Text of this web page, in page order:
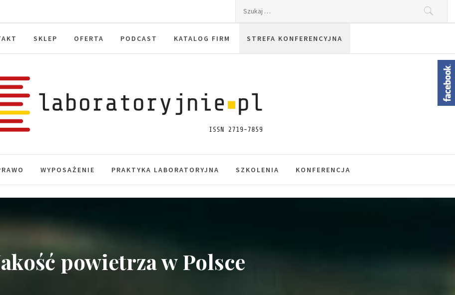
SKLEP OFERTA PODCAST KATALOG FIRM STREFA KONFERENCYJNA
WYPOSAŻENIE PRAKTYKA LABORATORYJNA SZKOLENIA KONFERENCJA
powietrza w Polsce